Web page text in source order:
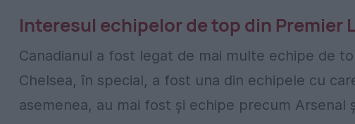
Interesul echipelor de top din Premier
Canadianul a fost legat de mai multe echipe de
Chelsea, în special, a fost una din echipele cu
asemenea, au mai fost și echipe precum